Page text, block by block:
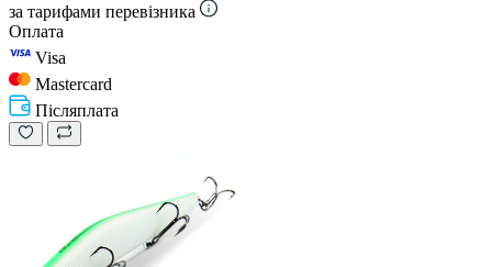
за тарифами перевізника
Оплата
Visa
Mastercard
Післяплата